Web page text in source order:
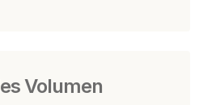
Volumen